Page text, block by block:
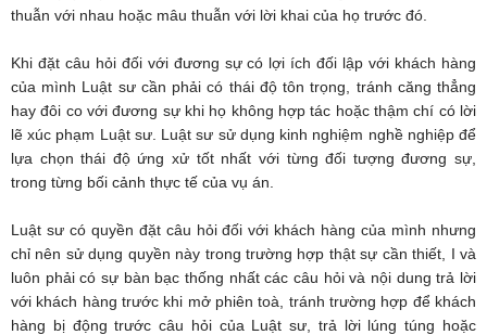
thuẫn với nhau hoặc mâu thuẫn với lời khai của họ trước đó.
Khi đặt câu hỏi đối với đương sự có lợi ích đối lập với khách hàng
của mình Luật sư cần phải có thái độ tôn trọng, tránh căng thẳng
hay đôi co với đương sự khi họ không hợp tác hoặc thậm chí có lời
lẽ xúc phạm Luật sư. Luật sư sử dụng kinh nghiệm nghề nghiệp để
lựa chọn thái độ ứng xử tốt nhất với từng đối tượng đương sự,
trong từng bối cảnh thực tế của vụ án.
Luật sư có quyền đặt câu hỏi đối với khách hàng của mình nhưng
chỉ nên sử dụng quyền này trong trường hợp thật sự cần thiết, I và
luôn phải có sự bàn bạc thống nhất các câu hỏi và nội dung trả lời
với khách hàng trước khi mở phiên toà, tránh trường hợp để khách
hàng bị động trước câu hỏi của Luật sư, trả lời lúng túng hoặc